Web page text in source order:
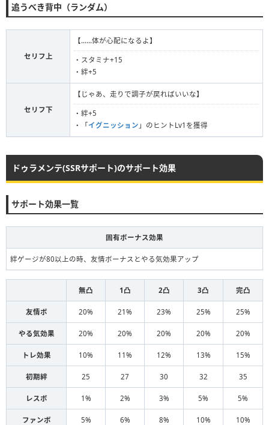
追うべき背中（ランダム）
セリフ上
【......体が心配になるよ】
・スタミナ+15
・絆+5
セリフ下
【じゃあ、走りで調子が戻ればいいな】
・絆+5
・「イグニッション 」のヒントLv1を獲得
ドゥラメンテ(SSRサポート)のサポート効果
サポート効果一覧
固有ボーナス効果
絆ゲージが80以上の時、友情ボーナスとやる気効果アップ
無凸 1凸 2凸 3凸 完凸
友情ボ 20% 21% 23% 25% 25%
やる気効果 20% 20% 20% 20% 20%
トレ効果 10% 11% 12% 13% 15%
初期絆 25 27 30 32 35
レスボ 1% 2% 3% 5% 5%
ファンボ 5% 6% 8% 10% 10%